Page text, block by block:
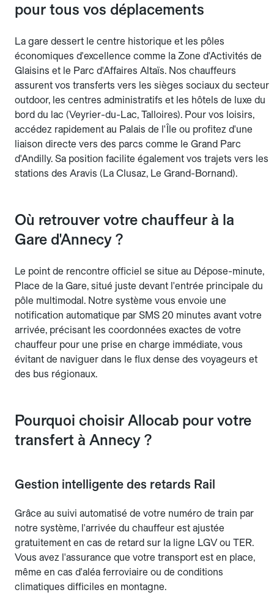
pour tous vos déplacements
La gare dessert le centre historique et les pôles
économiques d'excellence comme la Zone d'Activités de
Glaisins et le Parc d'Affaires Altaïs. Nos chauffeurs
assurent vos transferts vers les sièges sociaux du secteur
outdoor, les centres administratifs et les hôtels de luxe du
bord du lac (Veyrier-du-Lac, Talloires). Pour vos loisirs,
accédez rapidement au Palais de l'Île ou profitez d'une
liaison directe vers des parcs comme le Grand Parc
d'Andilly. Sa position facilite également vos trajets vers les
stations des Aravis (La Clusaz, Le Grand-Bornand).
Où retrouver votre chauffeur à la
Gare d'Annecy ?
Le point de rencontre officiel se situe au Dépose-minute,
Place de la Gare, situé juste devant l'entrée principale du
pôle multimodal. Notre système vous envoie une
notification automatique par SMS 20 minutes avant votre
arrivée, précisant les coordonnées exactes de votre
chauffeur pour une prise en charge immédiate, vous
évitant de naviguer dans le flux dense des voyageurs et
des bus régionaux.
Pourquoi choisir Allocab pour votre
transfert à Annecy ?
Gestion intelligente des retards Rail
Grâce au suivi automatisé de votre numéro de train par
notre système, l'arrivée du chauffeur est ajustée
gratuitement en cas de retard sur la ligne LGV ou TER.
Vous avez l'assurance que votre transport est en place,
même en cas d'aléa ferroviaire ou de conditions
climatiques difficiles en montagne.